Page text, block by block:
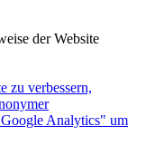
der Website
zu verbessern,
Analytics" um